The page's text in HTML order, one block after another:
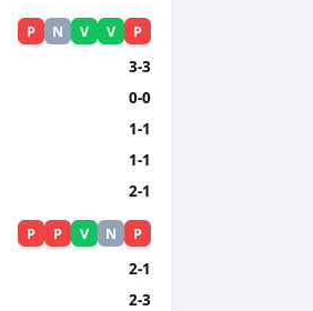
P N V V P
3-3
0-0
1-1
1-1
2-1
P P V N P
2-1
2-3